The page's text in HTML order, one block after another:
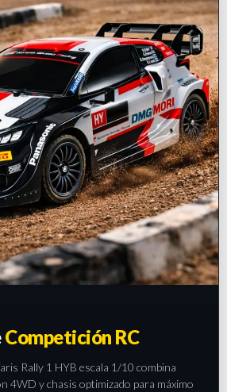
Competición RC
Rally 1 HYB escala 1/10 combina
4WD y chasis optimizado para máximo